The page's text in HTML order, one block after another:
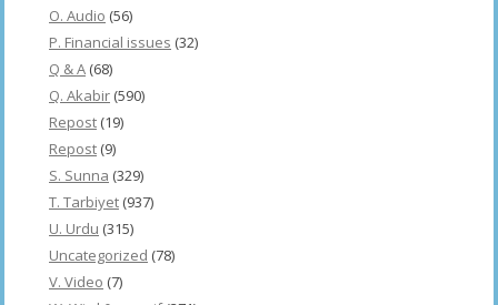
O. Audio (56)
P. Financial issues (32)
Q & A (68)
Q. Akabir (590)
Repost (19)
Repost (9)
S. Sunna (329)
T. Tarbiyet (937)
U. Urdu (315)
Uncategorized (78)
V. Video (7)